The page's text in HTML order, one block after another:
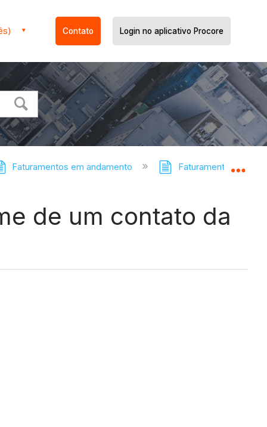
Contato Login no aplicativo Procore
Faturamentos em andamento Faturamento em
de um contato da